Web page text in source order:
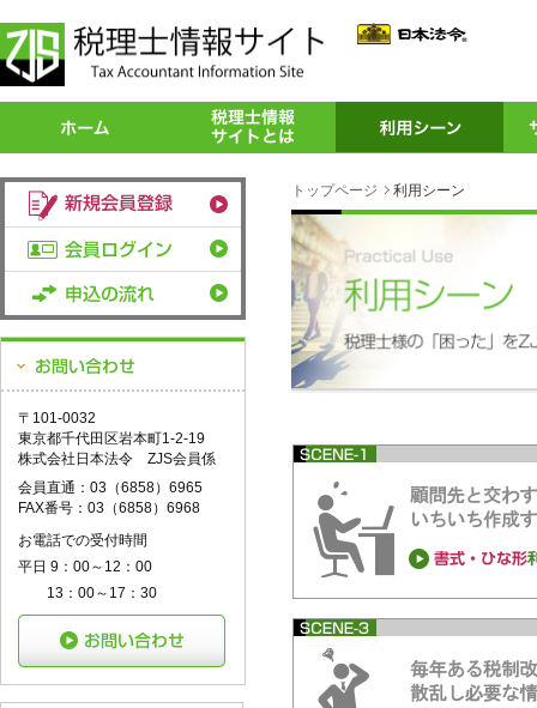
〒101-0032
東京都千代田区岩本町1-2-19
株式会社日本法令 ZJS会員係
会員直通：03（6858）6965
FAX番号：03（6858）6968
お電話での受付時間
平日 9：00～12：00
13：00～17：30
トップページ 利用シーン